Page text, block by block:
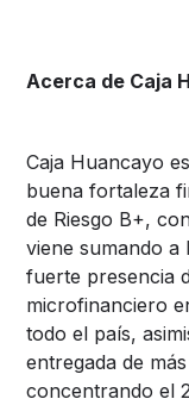
Acerca de Caja
Caja Huancayo
buena fortaleza
de Riesgo B+,
viene sumando
fuerte presencia
microfinanciero
todo el país,
entregada de
concentrando el